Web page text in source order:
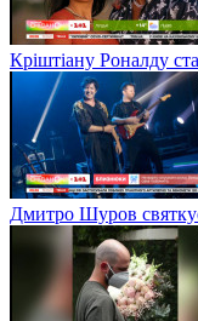
Кріштіану Роналду
Дмитро Шуров